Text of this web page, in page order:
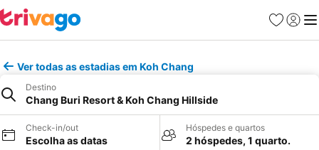
Favoritos
Iniciar
Ver todas as estadias em Koh Chang
Destino
Chang Buri Resort & Koh Chang Hillside
Check-in/out
Escolha as datas
Hóspedes e quartos
2 hóspedes, 1 quarto.